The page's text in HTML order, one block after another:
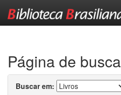
Página de busca
Buscar em: